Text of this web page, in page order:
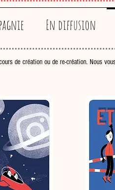
En diffusion
de création ou de re-création. Nous